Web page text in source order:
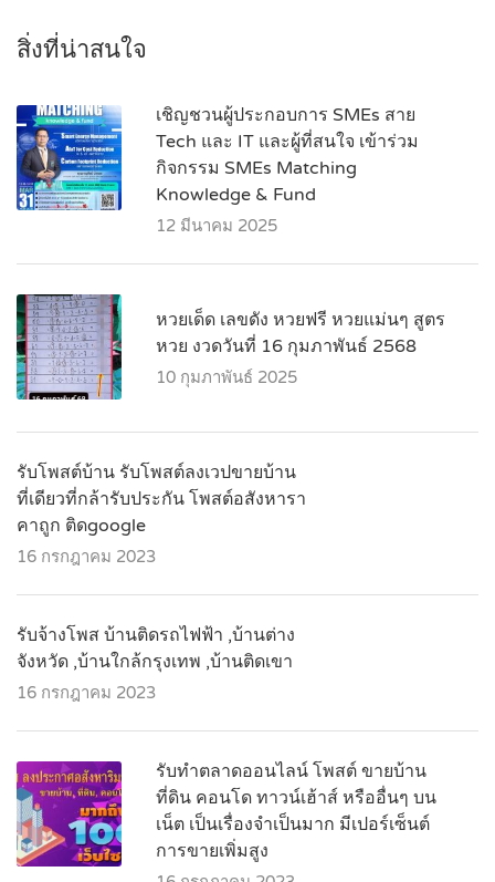
สิ่งที่น่าสนใจ
เชิญชวนผู้ประกอบการ SMEs สาย
Tech และ IT และผู้ที่สนใจ เข้าร่วม
กิจกรรม SMEs Matching
Knowledge & Fund
12 มีนาคม 2025
หวยเด็ด เลขดัง หวยฟรี หวยแม่นๆ สูตร
หวย งวดวันที่ 16 กุมภาพันธ์ 2568
10 กุมภาพันธ์ 2025
รับโพสต์บ้าน รับโพสต์ลงเวปขายบ้าน
ที่เดียวที่กล้ารับประกัน โพสต์อสังหารา
คาถูก ติดgoogle
16 กรกฎาคม 2023
รับจ้างโพส บ้านติดรถไฟฟ้า ,บ้านต่าง
จังหวัด ,บ้านใกล้กรุงเทพ ,บ้านติดเขา
16 กรกฎาคม 2023
รับทำตลาดออนไลน์ โพสต์ ขายบ้าน
ที่ดิน คอนโด ทาวน์เฮ้าส์ หรืออื่นๆ บน
เน็ต เป็นเรื่องจำเป็นมาก มีเปอร์เซ็นต์
การขายเพิ่มสูง